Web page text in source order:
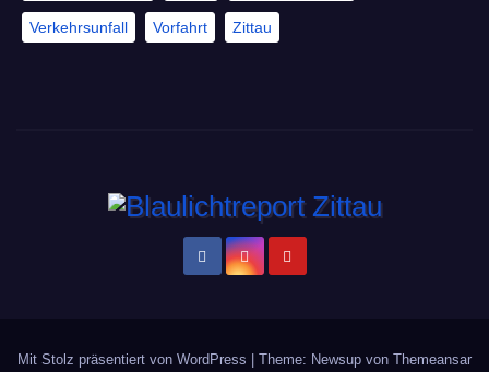
Verkehrsunfall Vorfahrt Zittau
Mit Stolz präsentiert von WordPress Theme: Newsup von Themeansar